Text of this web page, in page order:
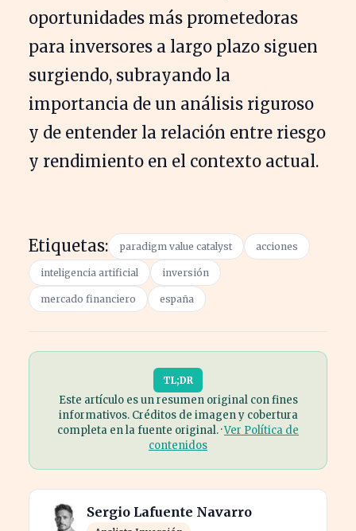
oportunidades más prometedoras
para inversores a largo plazo siguen
surgiendo, subrayando la
importancia de un análisis riguroso
y de entender la relación entre riesgo
y rendimiento en el contexto actual.
Etiquetas: paradigm value catalyst acciones
inteligencia artificial inversión
mercado financiero españa
TL;DR
Este artículo es un resumen original con fines
informativos. Créditos de imagen y cobertura
completa en la fuente original. ·Ver Política de
contenidos
Sergio Lafuente Navarro